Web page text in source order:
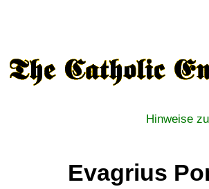
Hinweise
Evagrius